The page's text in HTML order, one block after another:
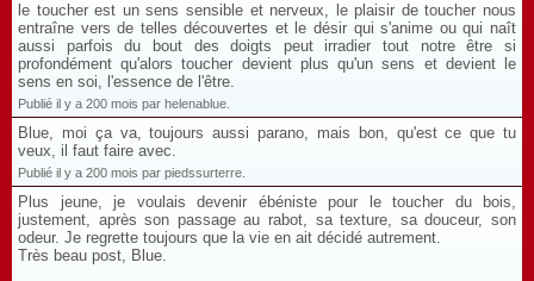
le toucher est un sens sensible et nerveux, le plaisir de toucher nous
entraîne vers de telles découvertes et le désir qui s'anime ou qui naît
aussi parfois du bout des doigts peut irradier tout notre être si
profondément qu'alors toucher devient plus qu'un sens et devient le
sens en soi, l'essence de l'être.
Publié il y a 200 mois par helenablue.
Blue, moi ça va, toujours aussi parano, mais bon, qu'est ce que tu
veux, il faut faire avec.
Publié il y a 200 mois par piedssurterre.
Plus jeune, je voulais devenir ébéniste pour le toucher du bois,
justement, après son passage au rabot, sa texture, sa douceur, son
odeur. Je regrette toujours que la vie en ait décidé autrement.
Très beau post, Blue.